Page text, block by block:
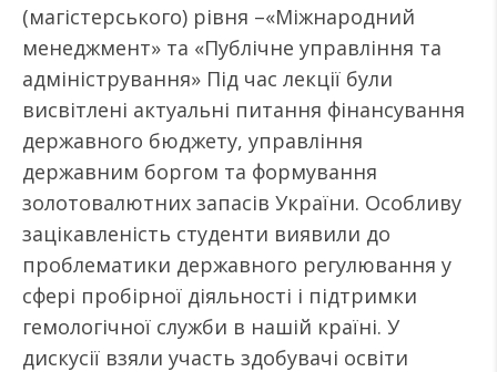
(магістерського) рівня –«Міжнародний
менеджмент» та «Публічне управління та
адміністрування» Під час лекції були
висвітлені актуальні питання фінансування
державного бюджету, управління
державним боргом та формування
золотовалютних запасів України. Особливу
зацікавленість студенти виявили до
проблематики державного регулювання у
сфері пробірної діяльності і підтримки
гемологічної служби в нашій країні. У
дискусії взяли участь здобувачі освіти